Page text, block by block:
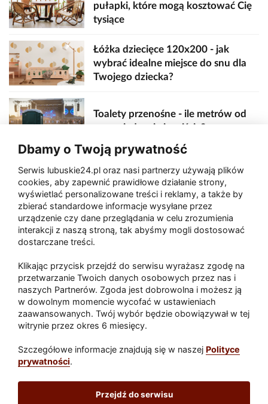
pułapki, które mogą kosztować Cię
tysiące
Łóżka dziecięce 120x200 - jak
wybrać idealne miejsce do snu dla
Twojego dziecka?
Toalety przenośne - ile metrów od
sceny, jedzenia i wejścia?
Zaatakował seniora na "kwadracie"
Akcja po pożarze w Gorzowie.
Ruszyła rozbiórka ściany spalonej
Paliwa
Raport Dodaj raport
Sport
Lubuskie24.pl
Dbamy o Twoją prywatność
Serwis lubuskie24.pl oraz nasi partnerzy używają plików
cookies, aby zapewnić prawidłowe działanie strony,
wyświetlać personalizowane treści i reklamy, a także by
zbierać standardowe informacje wysyłane przez
urządzenie czy dane przeglądania w celu zrozumienia
interakcji z naszą stroną, tak abyśmy mogli dostosować
dostarczane treści.
Klikając przycisk przejdź do serwisu wyrażasz zgodę na
przetwarzanie Twoich danych osobowych przez nas i
naszych Partnerów. Zgoda jest dobrowolna i możesz ją
w dowolnym momencie wycofać w ustawieniach
zaawansowanych. Twój wybór będzie obowiązywał w tej
witrynie przez okres 6 miesięcy.
Szczegółowe informacje znajdują się w naszej Polityce
prywatności.
Przejdź do serwisu